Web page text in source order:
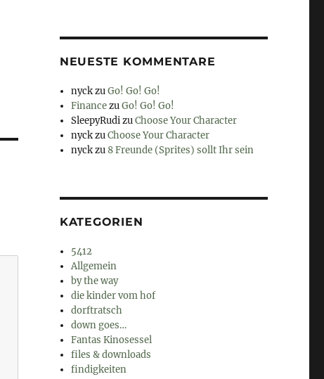
NEUESTE KOMMENTARE
nyckzuGo! Go! Go!
FinancezuGo! Go! Go!
SleepyRudizuChoose Your Character
nyckzuChoose Your Character
nyckzu 8 Freunde (Sprites) sollt Ihr sein
KATEGORIEN
5412
Allgemein
by the way
die kinder vom hof
dorftratsch
down goes…
Fantas Kinosessel
files & downloads
findigkeiten